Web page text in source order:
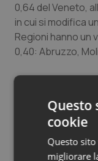
0,64 del Veneto,
in cui si modifica
Regioni hanno un
0,40: Abruzzo,
La Basilicata
“eccellenza”
Lombardia perde
nell’area
Questo
cookie
Questo
migliorare